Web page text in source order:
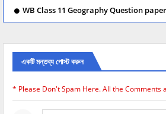
WB Class 11 Geography Question paper
একটি মন্তব্য পোস্ট করুন
* Please Don't Spam Here. All the Comments